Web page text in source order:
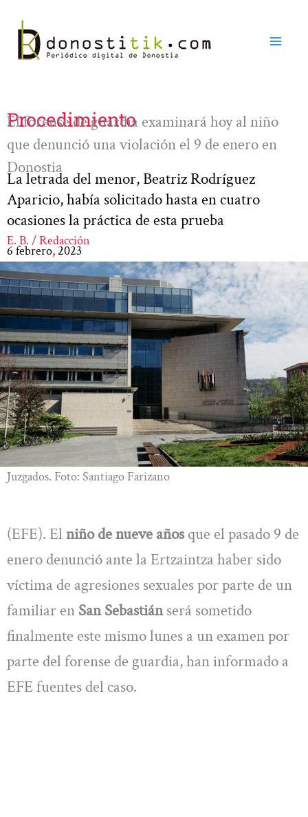
contenido
Procedimiento
El forense de guardia examinará hoy al niño
que denunció una violación el 9 de enero en
Donostia
La letrada del menor, Beatriz Rodríguez
Aparicio, había solicitado hasta en cuatro
ocasiones la práctica de esta prueba
E. B. / Redacción
6 febrero, 2023
Juzgados. Foto: Santiago Farizano
(EFE). El niño de nueve añosque el pasado 9 de
enero denunció ante la Ertzaintza haber sido
víctima de agresiones sexuales por parte de un
familiar en San Sebastiánserá sometido
finalmente este mismo lunes a un examen por
parte del forense de guardia, han informado a
EFE fuentes del caso.